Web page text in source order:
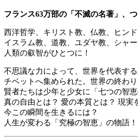
フランス63万部の「不滅の名著」、つ
西洋哲学、キリスト教、仏教、ヒンド
イスラム教、道教、ユダヤ教、シャ
人類の叡智がひとつに！
不思議な力によって、世界を代表す
チベットへ集められた。世界の終わり
賢者たちは少年と少女に「七つの智恵
真の自由とは？ 愛の本質とは？ 現実
今この瞬間を生きるには？
人生が変わる「究極の智恵」の物語！